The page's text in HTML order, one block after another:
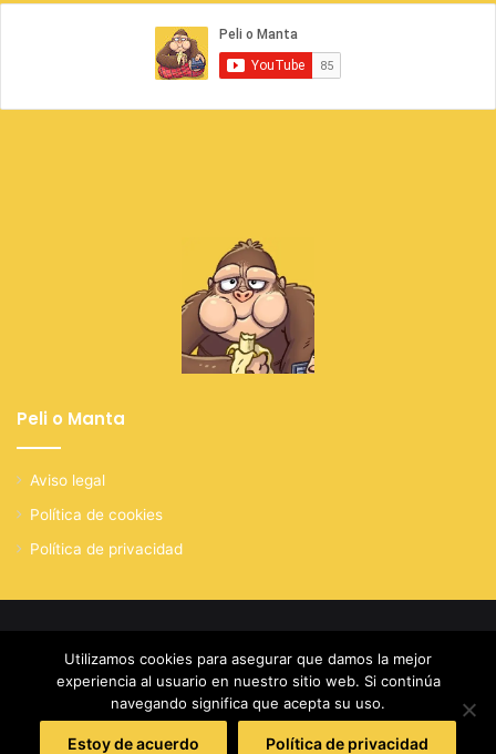
Peli o Manta
Aviso legal
Política de cookies
Política de privacidad
Facebook
X YouTubeInstagram
Utilizamos cookies para asegurar que damos la mejor
experiencia al usuario en nuestro sitio web. Si continúa
navegando significa que acepta su uso.
Estoy de acuerdo Política de privacidad